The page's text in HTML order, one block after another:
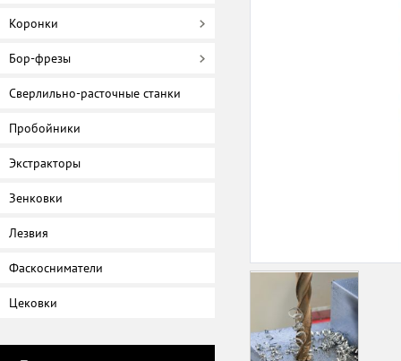
Коронки
Бор-фрезы
Сверлильно-расточные станки
Пробойники
Экстракторы
Зенковки
Лезвия
Фаскосниматели
Цековки